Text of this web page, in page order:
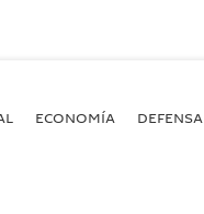
ECONOMÍA DEFENSA